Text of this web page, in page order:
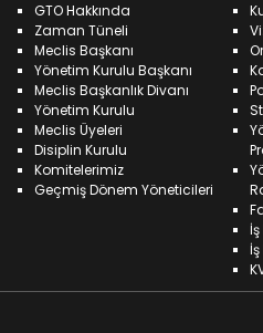
GTO Hakkında
Zaman Tüneli
Meclis Başkanı
Yönetim Kurulu Başkanı
Meclis Başkanlık Divanı
Yönetim Kurulu
Meclis Üyeleri
Disiplin Kurulu
Komitelerimiz
Geçmiş Dönem Yöneticileri